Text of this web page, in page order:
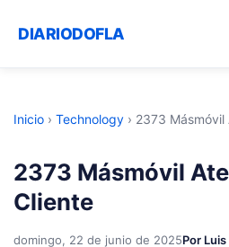
DIARIODOFLA
Inicio › Technology › 2373 Másmóvil
2373 Másmóvil
Cliente
domingo, 22 de junio de 2025Por Luis